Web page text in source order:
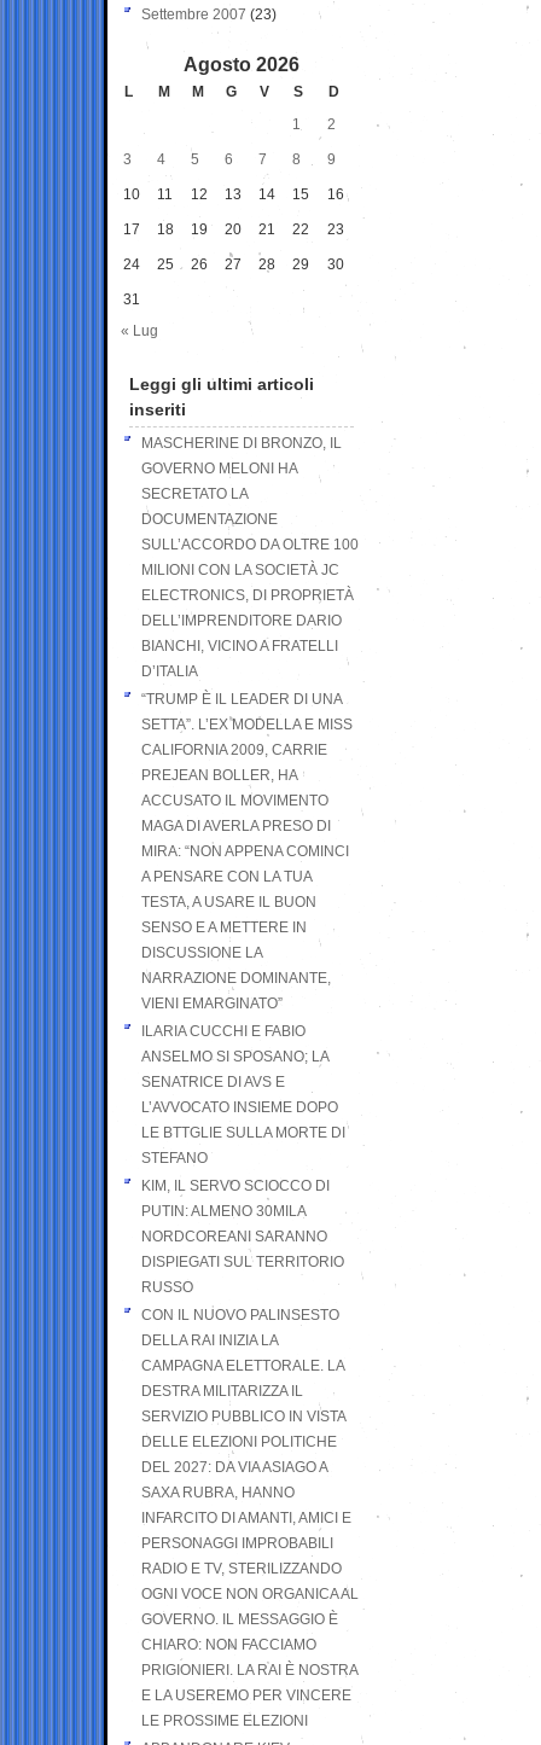
Settembre 2007 (23)
Agosto 2026
L M M G V S
D
1
2
3 4 5 6 7 8 9
10 11 12 13 14 15 16
17 18 19 20 21 22 23
24 25 26 27 28 29 30
31
« Lug
Leggi gli ultimi articoli
inseriti
MASCHERINE DI BRONZO, IL
GOVERNO MELONI HA
SECRETATO LA
DOCUMENTAZIONE
SULL’ACCORDO DA OLTRE 100
MILIONI CON LA SOCIETÀ JC
ELECTRONICS, DI PROPRIETÀ
DELL’IMPRENDITORE DARIO
BIANCHI, VICINO A FRATELLI
D’ITALIA
“TRUMP È IL LEADER DI UNA
SETTA”. L’EX MODELLA E MISS
CALIFORNIA 2009, CARRIE
PREJEAN BOLLER, HA
ACCUSATO IL MOVIMENTO
MAGA DI AVERLA PRESO DI
MIRA: “NON APPENA COMINCI
A PENSARE CON LA TUA
TESTA, A USARE IL BUON
SENSO E A METTERE IN
DISCUSSIONE LA
NARRAZIONE DOMINANTE,
VIENI EMARGINATO”
ILARIA CUCCHI E FABIO
ANSELMO SI SPOSANO; LA
SENATRICE DI AVS E
L’AVVOCATO INSIEME DOPO
LE BTTGLIE SULLA MORTE DI
STEFANO
KIM, IL SERVO SCIOCCO DI
PUTIN: ALMENO 30MILA
NORDCOREANI SARANNO
DISPIEGATI SUL TERRITORIO
RUSSO
CON IL NUOVO PALINSESTO
DELLA RAI INIZIA LA
CAMPAGNA ELETTORALE. LA
DESTRA MILITARIZZA IL
SERVIZIO PUBBLICO IN VISTA
DELLE ELEZIONI POLITICHE
DEL 2027: DA VIA ASIAGO A
SAXA RUBRA, HANNO
INFARCITO DI AMANTI, AMICI E
PERSONAGGI IMPROBABILI
RADIO E TV, STERILIZZANDO
OGNI VOCE NON ORGANICA AL
GOVERNO. IL MESSAGGIO È
CHIARO: NON FACCIAMO
PRIGIONIERI. LA RAI È NOSTRA
E LA USEREMO PER VINCERE
LE PROSSIME ELEZIONI